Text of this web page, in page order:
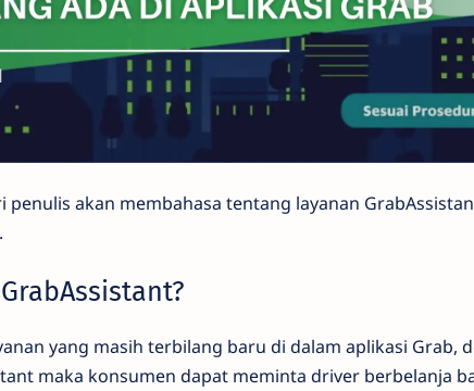
penulis akan membahasa tentang layanan
yang masih terbilang baru di dalam aplikasi Grab,
maka konsumen dapat meminta driver berbelanja